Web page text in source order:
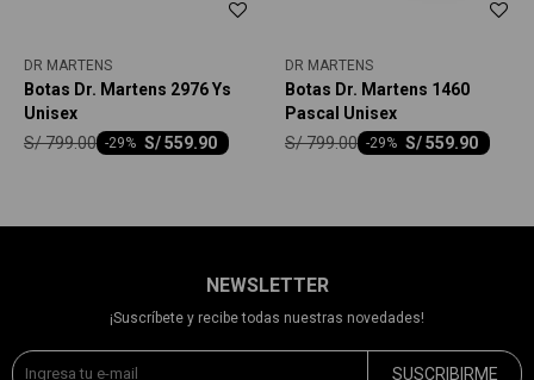
DR MARTENS
Botas Dr. Martens 2976 Ys
Unisex
S/559.90
-29
S/799.00
DR MARTENS
Botas Dr. Martens 1460
Pascal Unisex
S/559.90
-29
S/799.00
NEWSLETTER
¡Suscríbete y recibe todas nuestras novedades!
SUSCRIBIRME